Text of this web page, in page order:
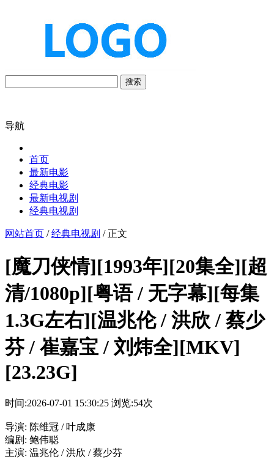
搜索
导航
首页
最新电影
经典电影
最新电视剧
经典电视剧
网站首页 /经典电视剧 / 正文
[魔刀侠情][1993年][20集全][超
清/1080p][粤语 / 无字幕][每集
1.3G左右][温兆伦 / 洪欣 / 蔡少
芬 / 崔嘉宝 / 刘炜全][MKV]
[23.23G]
时间:2026-07-01 15:30:25 浏览:54次
导演: 陈维冠 / 叶成康
编剧: 鲍伟聪
主演: 温兆伦 / 洪欣 / 蔡少芬